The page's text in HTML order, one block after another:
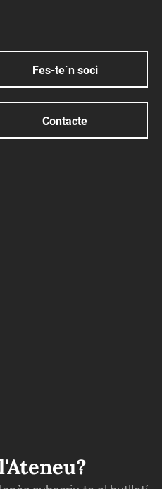
Fes-te´n soci
Contacte